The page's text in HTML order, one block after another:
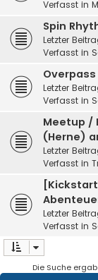
Verfasst in
Spin
Letzter
Verfasst in
Overpass
Letzter
Verfasst in
Meetup /
(Herne)
Letzter
Verfasst in
Letzter
Verfasst in
Die Suche